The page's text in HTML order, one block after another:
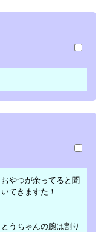
おやつが余ってると聞
いてきますた！
とうちゃんの腕は割り